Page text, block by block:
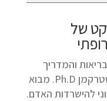
של
והמדריך
הנטורופתי מאת: ד"ר מירה כהן שטרקמן Ph.D. מבוא
להישרדות האדם.